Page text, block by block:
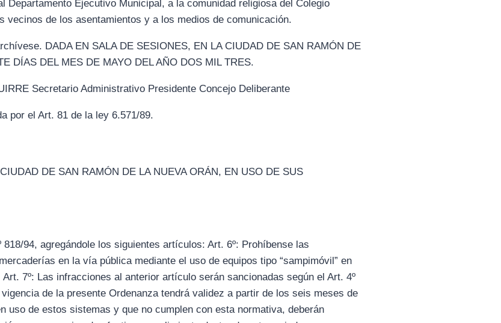
Departamento Ejecutivo Municipal, a la comunidad religiosa del Colegio
vecinos de los asentamientos y a los medios de comunicación.
DADA EN SALA DE SESIONES, EN LA CIUDAD DE SAN RAMÓN DE
DÍAS DEL MES DE MAYO DEL AÑO DOS MIL TRES.
Secretario Administrativo Presidente Concejo Deliberante
por el Art. 81 de la ley 6.571/89.
DE SAN RAMÓN DE LA NUEVA ORÁN, EN USO DE SUS
94, agregándole los siguientes artículos: Art. 6º: Prohíbense las
en la vía pública mediante el uso de equipos tipo “sampimóvil” en
7º: Las infracciones al anterior artículo serán sancionadas según el Art. 4º
de la presente Ordenanza tendrá validez a partir de los seis meses de
uso de estos sistemas y que no cumplen con esta normativa, deberán